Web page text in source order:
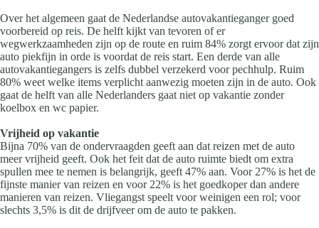
Over het algemeen gaat de Nederlandse autovakantieganger goed
voorbereid op reis. De helft kijkt van tevoren of er
wegwerkzaamheden zijn op de route en ruim 84% zorgt ervoor dat zijn
auto piekfijn in orde is voordat de reis start. Een derde van alle
autovakantiegangers is zelfs dubbel verzekerd voor pechhulp. Ruim
80% weet welke items verplicht aanwezig moeten zijn in de auto. Ook
gaat de helft van alle Nederlanders gaat niet op vakantie zonder
koelbox en wc papier.
Vrijheid op vakantie
Bijna 70% van de ondervraagden geeft aan dat reizen met de auto
meer vrijheid geeft. Ook het feit dat de auto ruimte biedt om extra
spullen mee te nemen is belangrijk, geeft 47% aan. Voor 27% is het de
fijnste manier van reizen en voor 22% is het goedkoper dan andere
manieren van reizen. Vliegangst speelt voor weinigen een rol; voor
slechts 3,5% is dit de drijfveer om de auto te pakken.